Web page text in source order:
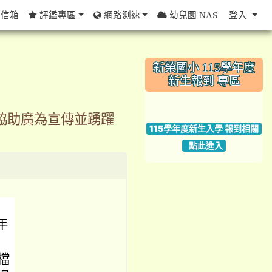
助廣為宣傳並踴躍
:::
新榮國小 115學年度
新生報到 專區
115學年度新生入學 報到相關
點此進入
箱 評鑑專區 網路測速 幼兒園 NAS 登入